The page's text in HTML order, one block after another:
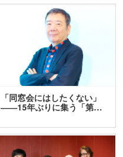
「同窓会にはしたくない」
――15年ぶりに集う「第…